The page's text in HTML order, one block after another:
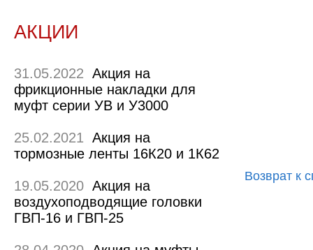
АКЦИИ
31.05.2022 Акция на
фрикционные накладки для
муфт серии УВ и У3000
25.02.2021 Акция на
тормозные ленты 16К20 и 1К62
19.05.2020 Акция на
воздухоподводящие головки
ГВП-16 и ГВП-25
Возврат к